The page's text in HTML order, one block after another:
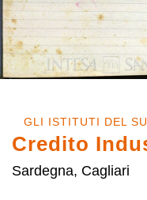
GLI ISTITUTI DEL
Credito
Sardegna, Cagliari